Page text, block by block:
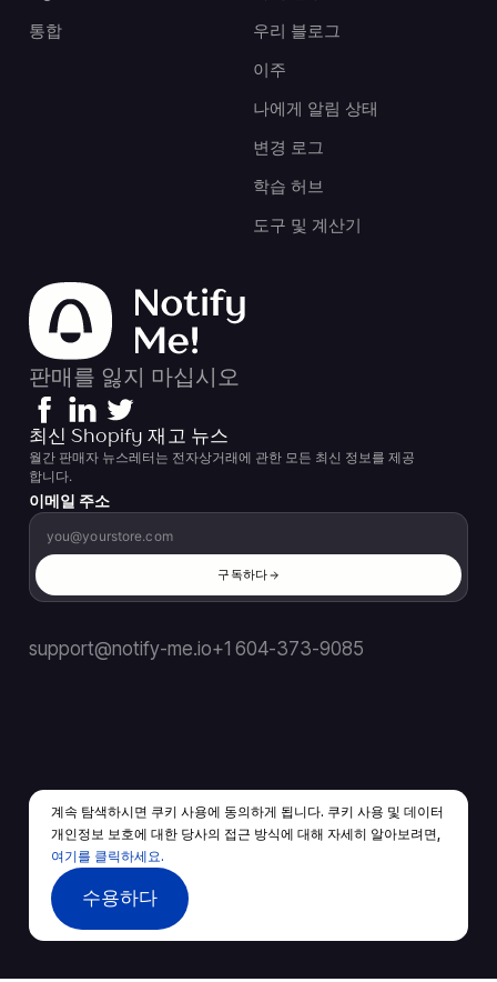
계속 탐색하시면 쿠키 사용에 동의하게 됩니다. 쿠키 사용 및 데이터
개인정보 보호에 대한 당사의 접근 방식에 대해 자세히 알아보려면,
여기를 클릭하세요.
수용하다
우리 블로그
이주
나에게 알림 상태
변경 로그
학습 허브
도구 및 계산기
통합
판매를 잃지 마십시오
최신 Shopify 재고 뉴스
월간 판매자 뉴스레터는 전자상거래에 관한 모든 최신 정보를 제공
합니다.
이메일 주소
구독하다
support@notify-me.io+1 604-373-9085
KO ▼
서비스 약관